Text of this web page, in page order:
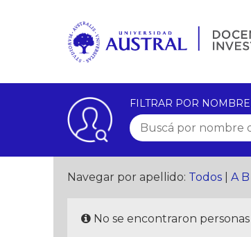
FILTRAR POR
Navegar por apellido: Todos A B
No se encontraron